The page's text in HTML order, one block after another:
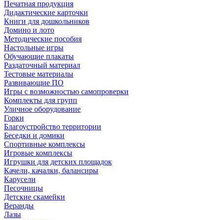
Печатная продукция
Дидактические карточки
Книги для дошкольников
Домино и лото
Методические пособия
Настольные игры
Обучающие плакаты
Раздаточный материал
Тестовые материалы
Развивающие ПО
Игры с возможностью самопроверки
Комплекты для групп
Уличное оборудование
Горки
Благоустройство территории
Беседки и домики
Спортивные комплексы
Игровые комплексы
Игрушки для детских площадок
Качели, качалки, балансиры
Карусели
Песочницы
Детские скамейки
Веранды
Лазы